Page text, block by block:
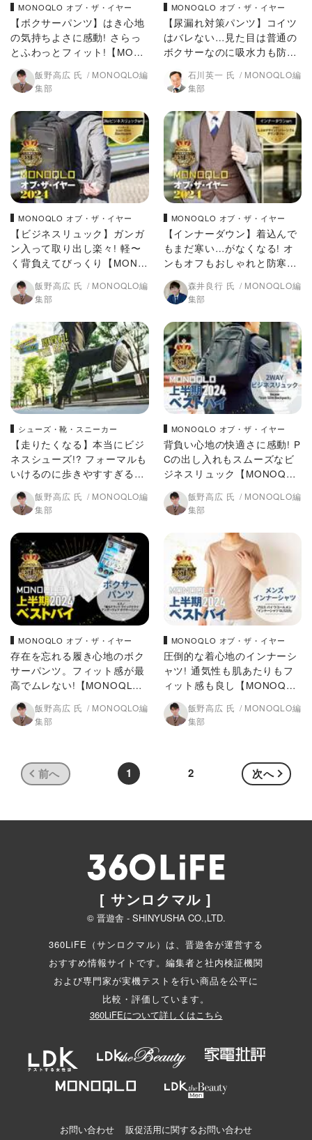
MONOQLO オブ・ザ・イヤー
【ボクサーパンツ】はき心地
の気持ちよさに感動! さらっ
とふわっとフィット!【MON
OQLO 2024年ベストバイ】
飯野高広 氏
MONOQLO編
集部
MONOQLO オブ・ザ・イヤー
【尿漏れ対策パンツ】コイツ
はバレない…見た目は普通の
ボクサーなのに吸水力も防臭
年ベストバイ】
石川英一 氏
MONOQLO編
集部
MONOQLO オブ・ザ・イヤー
【ビジネスリュック】ガンガ
ン入って取り出し楽々! 軽〜
く背負えてびっくり【MONO
QLO 2024年ベストバイ】
飯野高広 氏
MONOQLO編
集部
MONOQLO オブ・ザ・イヤー
【インナーダウン】着込んで
もまだ寒い…がなくなる! オ
ンもオフもおしゃれと防寒を
両立【MONOQLO 2024年ベ
ストバイ】
森井良行 氏
MONOQLO編
集部
シューズ・靴・スニーカー
【走りたくなる】本当にビジ
ネスシューズ!? フォーマルも
いけるのに歩きやすすぎるん
ですけど!(MONOQLO)
飯野高広 氏
MONOQLO編
集部
MONOQLO オブ・ザ・イヤー
背負い心地の快適さに感動! P
Cの出し入れもスムーズなビ
ジネスリュック【MONOQLO
2024上半期ベストバイ】
飯野高広 氏
MONOQLO編
集部
MONOQLO オブ・ザ・イヤー
存在を忘れる履き心地のボク
サーパンツ。フィット感が最
高でムレない!【MONOQLO2
024上半期ベストバイ】
飯野高広 氏
MONOQLO編
集部
MONOQLO オブ・ザ・イヤー
圧倒的な着心地のインナーシ
ャツ! 通気性も肌あたりもフ
ィット感も良し【MONOQLO
2024上半期ベストバイ】
飯野高広 氏
MONOQLO編
集部
前へ 1 2 次へ
[ サンロクマル ]
© 晋遊舎 - SHINYUSHA CO.,LTD.
360LiFE（サンロクマル）は、晋遊舎が運営する
おすすめ情報サイトです。編集者と社内検証機関
および専門家が実機テストを行い商品を公平に
比較・評価しています。
360LiFEについて詳しくはこちら
お問い合わせ 販促活用に関するお問い合わせ